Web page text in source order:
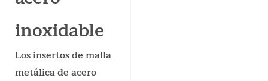
inoxidable
Los insertos de malla
metálica de acero